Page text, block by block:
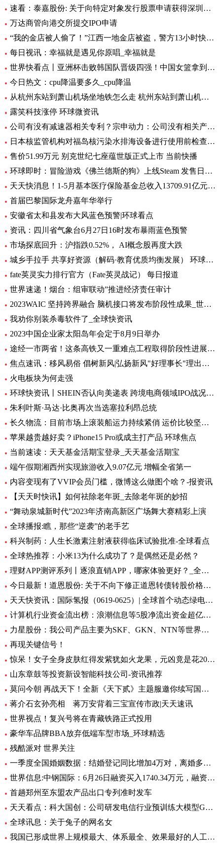
速看：泰嘉股份: 关于向特定对象发行股票申请获得深圳证券交易所上市审核中心审核通过的公告
万达商管向港交所提交IPO申请
“我的金店被人偷了！”江西一地金店被盗，警方13小时快速侦破 每日看点
每日视讯：幸福就是遇见你原唱_幸福就是
世界快看点丨亚洲杯击败韩国队晋级四强！中国女篮拿到世界杯及奥运资格赛席位
今日热文：cpu降温要多久_cpu降温
从杭州东站到萧山机场坐地铁怎么走 杭州东站到萧山机场有地铁 环球要闻
露笑科技涨停 环球微资讯
公司有没有减速器相关专利？宗申动力：公司没有相关产品以及专利
日本核监管机构对福岛核污染水排海设备进行使用前检查_速递
售价51.99万元 别克世纪七座蕴世版正式上市 当前快播
环球即时：冒险游戏《佛兰德斯的狗》上线Steam 发售日期待定
天天快消息！1-5月基本医疗保险基金总收入13709.91亿元，同比增长8.2%
首届巴黎国际龙舟嘉年华举行
安徽省太和县发布大风蓝色预警|环球看点
资讯：四川省气象台6月27日16时发布暴雨蓝色预警
市场探底回升：沪指跌0.52%， AI概念股再度大跌
城乡手拉手 共享好资源（解码·教育优质均衡发展） 环球通讯
fate英灵实力排行官方（Fate英灵战记） 每日报道
世界速递！烟台：组审联动”推进经济责任审计
2023WAIC 坚持跨界融合 脑机接口将发布阶段性成果_世界热讯
我劝你别装杀毒软件了_全球快资讯
2023中国企业家太阳岛年会定于8月9日举办
途经一市两省！这条高铁又一重难点工程取得阶段性进展_前沿热点
焦点速讯：移风易俗 倡树新风|弘扬新风"好理事长"理出乡村新风尚
火电板块为何走强
环球快资讯丨SHEIN否认向美递表 跨境电商领域IPO战况如何？
朱利叶斯·马达·比奥再次当选塞拉利昂总统
长久物流：目前市场上滚装船运力持续紧俏 运价比较坚挺-当前速看
苹果越贵越好卖？iPhone15 Pro或成主打产品 环球焦点
当前速读：天天基金活期宝登录_天天基金活期宝
端午假期湘西州实现旅游收入9.07亿元 增幅全省第一
内容变现有了VVIP会员门槛，微博这么做图个啥？-报资讯
【天天时快讯】如何祛除老年斑_去除老年斑的妙招
“舞动泉城新时代”2023年济南高新区广场舞大赛精彩上演
全球播报:瞧，那些“逆袭”的老手艺
科兴制药：人生长激素注射液获得临床试验批准-全球看点
全球热推荐：小米13为什么成功了？是偶然还是必然？
理财APP测评系列丨逐浪直销APP，哪家体验更好？_全球今亮点
今日最新！道恩股份: 关于不向下修正道恩转债转股价格的公告
天天快资讯：国际氢报（0619-0625）| 全球首个动态绿电制氨工厂初具规模；MTU开发液氢航空燃料电池技术；道达尔致力于绿氢炼油……
计算机行业资金流出榜：浪潮信息等5股净流出资金超亿元_世界热文
力星股份：我公司产品主要为SKF、GKN、NTN等世界著名的轴承公司配套 全球热点评
再现关键信号！
惊呆！女子全身皮肤红得发紫犹如火龙果，元凶竟是花20块钱买的……_每日观点
山东章鼓等投资新设智能科技公司-资讯推荐
莫问今朝 再战天下！全新《天下贰》主题服邀你续写国韵风华！_当前播报
蒋介石玄孙亮相 蒋万安背着三宝宣传市政|天天速讯
世界视点！复兴号将在青藏铁路正式投用
豪华车品牌BBA放弃低端车型市场_环球精选
残酷派对 世界关注
一季度全国婚姻数据：结婚登记同比增加4万对，离婚多了12万对
世界信息:中钢国际：6月26日融资买入1740.34万元，融资融券余额2.76亿元
首趟郑州至东盟农产品出口专列准时发车
天天看点：科大国创：公司研发电信行业预训练大模型GC-TeleGPT 现已在电信智能客服等领域实现落地应用
全球讯息：关于兔子的网名女
我国已形成世界上规模最大、体系最全、效果最好的人工影响天气作业力量